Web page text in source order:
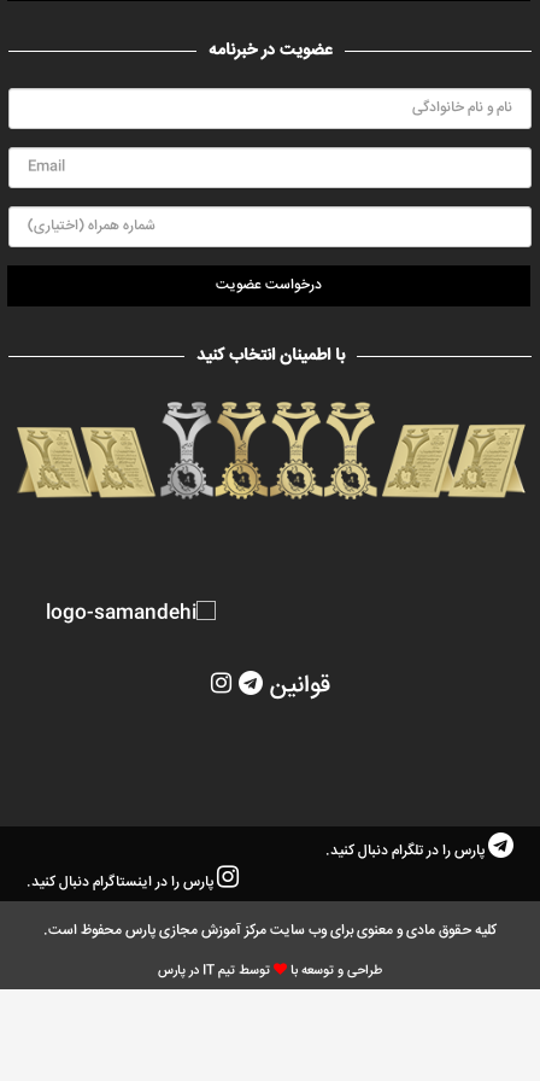
عضویت در خبرنامه
درخواست عضویت
با اطمینان انتخاب کنید
قوانین
پارس را در تلگرام دنبال کنید.
پارس را در اینستاگرام دنبال کنید.
کلیه حقوق مادی و معنوی برای وب سایت مرکز آموزش مجازی پارس محفوظ است.
طراحی و توسعه با توسط تیم IT در پارس